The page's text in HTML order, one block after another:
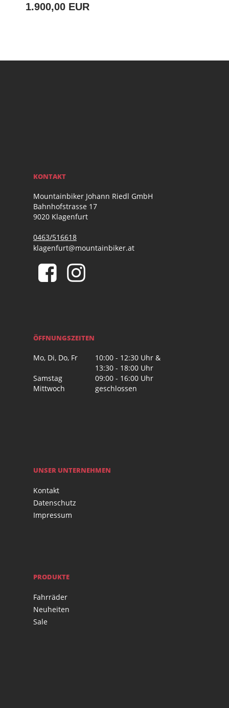
1.900,00 EUR
KONTAKT
Mountainbiker Johann Riedl GmbH
Bahnhofstrasse 17
9020 Klagenfurt
0463/516618
klagenfurt@mountainbiker.at
ÖFFNUNGSZEITEN
Mo, Di, Do, Fr
10:00 - 12:30 Uhr &
13:30 - 18:00 Uhr
Samstag
09:00 - 16:00 Uhr
Mittwoch
geschlossen
UNSER UNTERNEHMEN
Kontakt
Datenschutz
Impressum
PRODUKTE
Fahrräder
Neuheiten
Sale